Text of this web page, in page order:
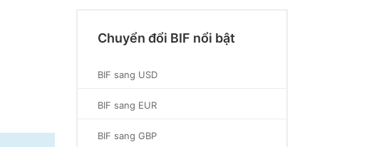
Chuyển đổi BIF nổi bật
BIF sang USD
BIF sang EUR
BIF sang GBP